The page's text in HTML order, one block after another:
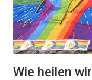
Wie heilen